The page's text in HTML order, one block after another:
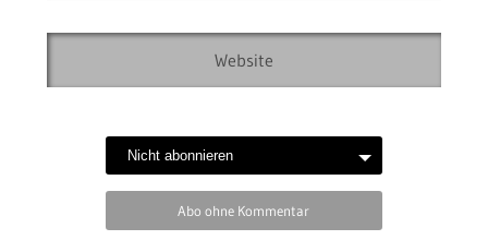
Abo ohne Kommentar